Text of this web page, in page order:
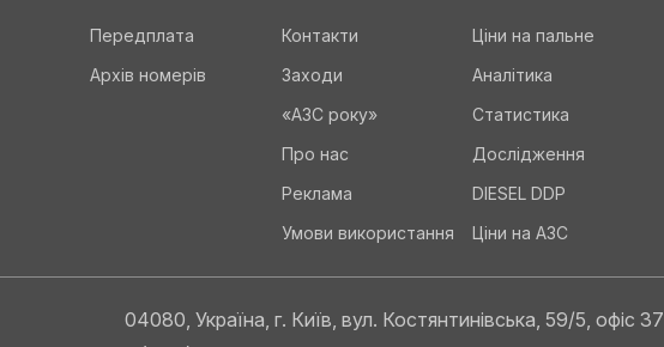
Передплата
Архів номерів
Контакти
Заходи
«АЗС року»
Про нас
Реклама
Умови використання
Ціни на пальне
Аналітика
Статистика
Дослідження
DIESEL DDP
Ціни на АЗС
04080, Україна, г. Київ, вул. Костянтинівська, 59/5, офіс 37